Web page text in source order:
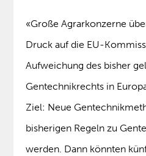
«Große Agrarkonzerne
Druck auf die EU-
Aufweichung des bisher
Gentechnikrechts in
Ziel: Neue
bisherigen Regeln zu
werden. Dann könnten